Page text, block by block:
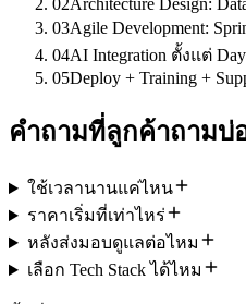
02Architecture Design:
03Agile Development:
04AI Integration ตั้งแต่
05Deploy + Training +
คำถามที่ลูกค้าถามบ่
ใช้เวลานานแค่ไหน
ราคาเริ่มที่เท่าไหร่
หลังส่งมอบดูแลต่อไหม
เลือก Tech Stack ได้ไหม